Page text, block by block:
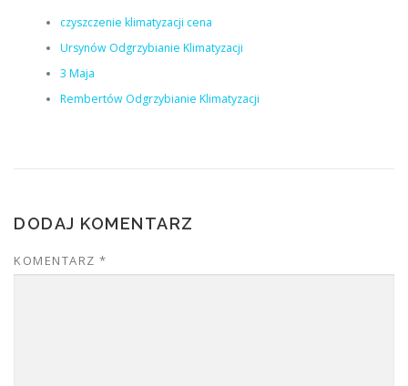
czyszczenie klimatyzacji cena
Ursynów Odgrzybianie Klimatyzacji
3 Maja
Rembertów Odgrzybianie Klimatyzacji
DODAJ KOMENTARZ
KOMENTARZ *